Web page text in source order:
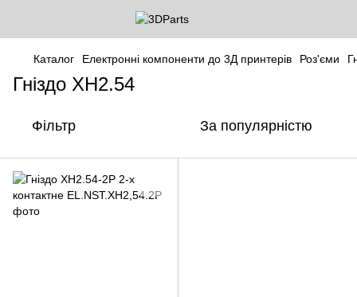
Каталог Електронні компоненти до 3Д принтерів Роз'єми
Гніздо XH2.54
Фільтр За популярністю